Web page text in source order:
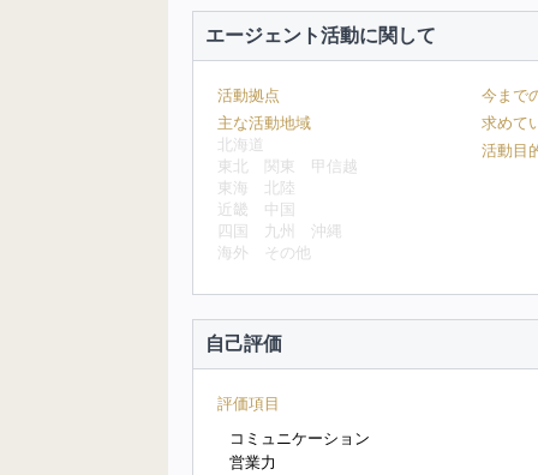
エージェント活動に関して
活動拠点
主な活動地域
北海道
東北
関東
甲信越
東海
北陸
近畿
中国
四国
九州
沖縄
海外
その他
今まで
求めて
活動目
自己評価
評価項目
コミュニケーション
営業力